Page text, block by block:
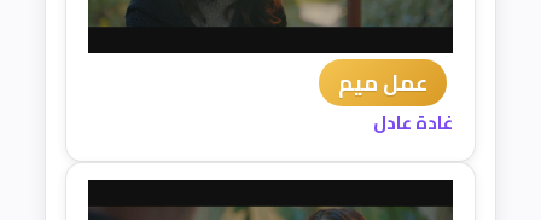
عمل ميم
غادة عادل